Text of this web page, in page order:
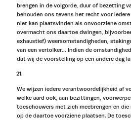
brengen in de volgorde, duur of bezetting
behouden ons tevens het recht voor
niet kan plaatsvinden als onvoorziene
overmacht ons daartoe dwingen,
exhaustief) weersomstandigheden,
van een vertolker… Indien de
dat wij de voorstelling op een andere dag
We wijzen iedere verantwoordelijkheid af
welke aard ook, aan bezittingen,
toeschouwers met zich meebrengen en
op de daartoe voorziene plaatsen. De